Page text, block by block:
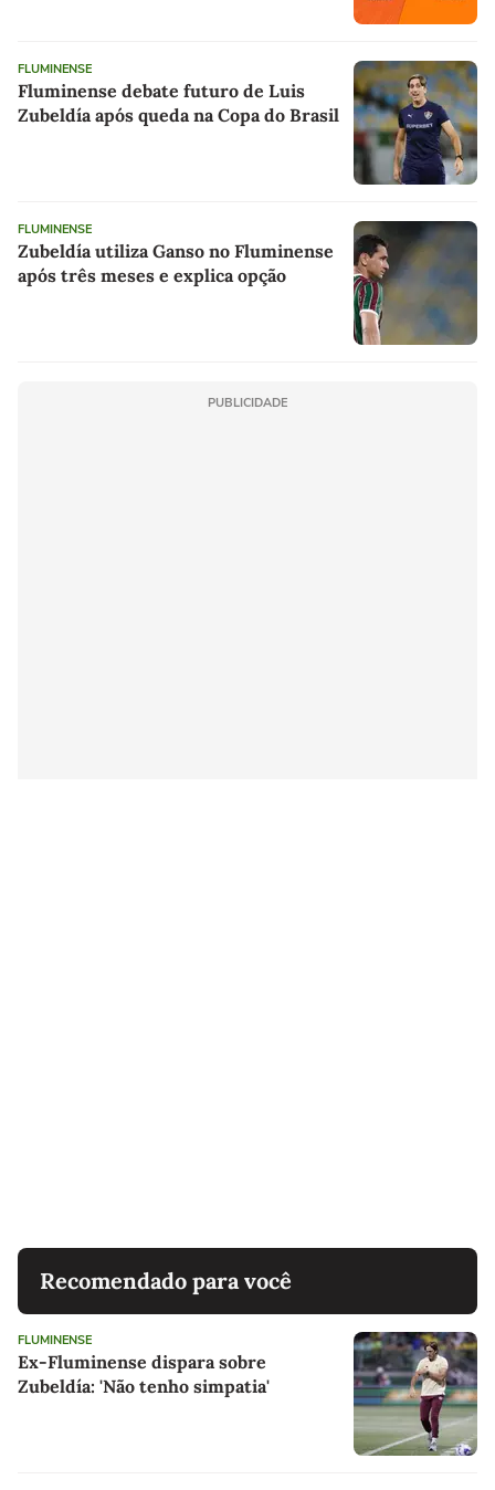
FLUMINENSE
Fluminense debate futuro de Luis
Zubeldía após queda na Copa do Brasil
FLUMINENSE
Zubeldía utiliza Ganso no Fluminense
após três meses e explica opção
PUBLICIDADE
Recomendado para você
FLUMINENSE
Ex-Fluminense dispara sobre
Zubeldía: 'Não tenho simpatia'